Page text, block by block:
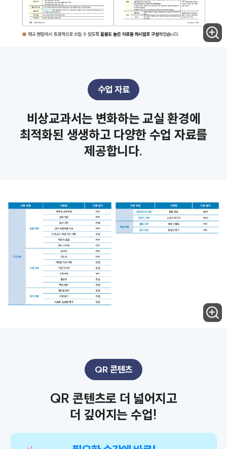
수업 자료
비상교과서는 변화하는 교실 환경에
최적화된 생생하고 다양한 수업 자료를
제공합니다.
QR 콘텐츠
QR 콘텐츠로 더 넓어지고
더 깊어지는 수업!